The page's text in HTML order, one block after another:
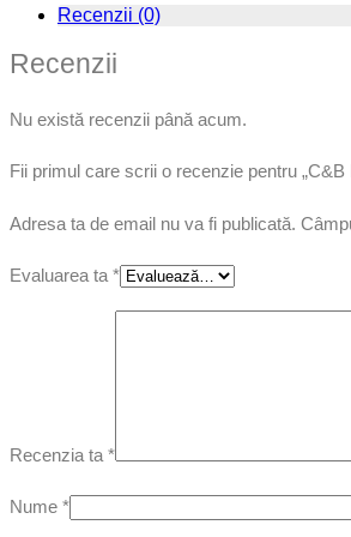
Recenzii (0)
Recenzii
Nu există recenzii până acum.
Fii primul care scrii o recenzie pentru „C&B
Adresa ta de email nu va fi publicată.
Evaluarea ta *
Recenzia ta *
Nume *